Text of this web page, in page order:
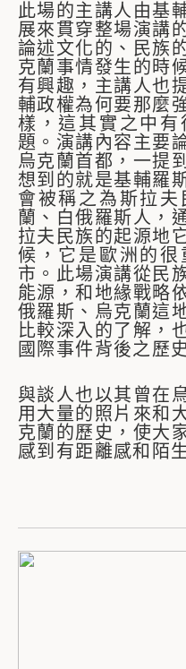
此場的主講人由基
展來貫穿整場演講
論述文化的、民族
克蘭事情發生的時
有興趣，主講人也
輔政權為何要那麼
樣，這其實之中有
題。演講內容主要
烏克蘭首都，一提
想到的就是基輔羅
會被稱之為斯拉
蘭、白俄羅斯人，
拉夫民族的起源地
候，它是歐洲的
市。此場演講從民
能源，和地緣戰略
俄羅斯、烏克蘭這
比較深入的了解，
國際事件背後之歷
與談人也以其曾在
用大量的照片來和
克蘭的歷史，使大
感到有距離感和陌